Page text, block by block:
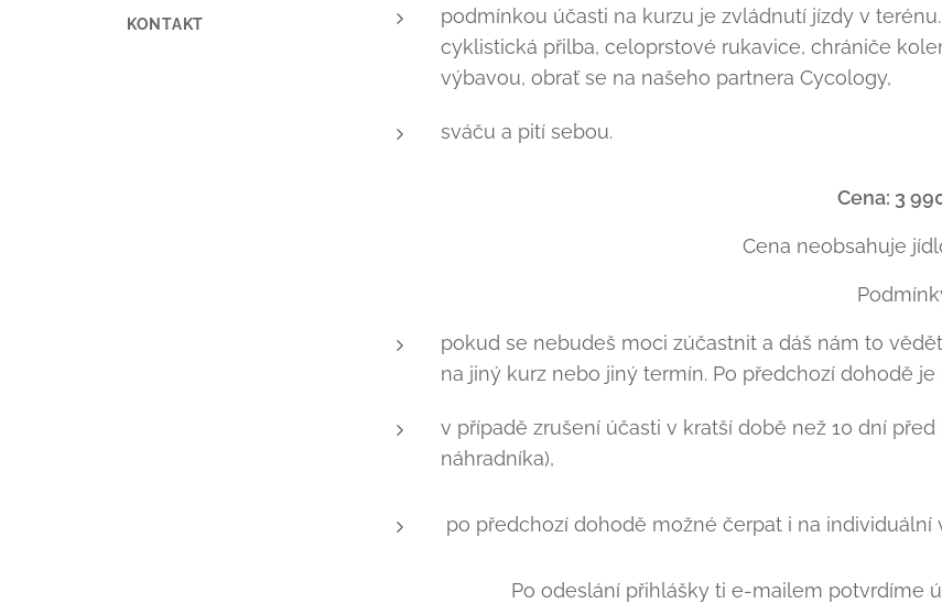
KONTAKT
podmínkou účasti na kurzu je zvládnutí jízdy v
cyklistická přilba, celoprstové rukavice, chrániče
výbavou, obrať se na našeho partnera Cycology,
sváču a pití sebou.
Cena: 3
Cena neobsahuje
pokud se nebudeš moci zúčastnit a dáš nám to
na jiný kurz nebo jiný termín. Po předchozí dohodě
v případě zrušení účasti v kratší době než 10 dní
náhradníka),
po předchozí dohodě možné čerpat i na individuální
Po odeslání přihlášky ti e-mailem potvrdíme